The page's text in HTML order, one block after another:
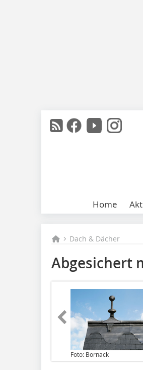
Home
Dach & Dächer
Abgesichert
Foto: Bornack